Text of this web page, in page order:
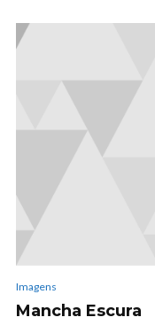
Imagens
Mancha Escura